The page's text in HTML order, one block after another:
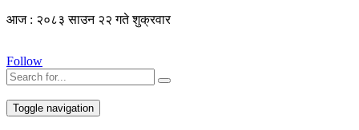
आज : २०८३ साउन २२ गते शुक्रवार
Follow
Toggle navigation